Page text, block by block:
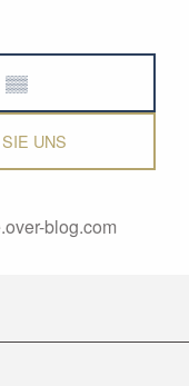
▒▒
UNS
blog.com